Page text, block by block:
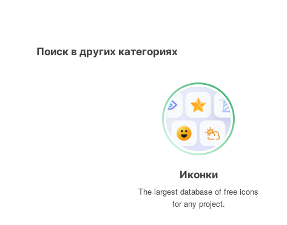
Поиск в других категориях
Иконки
The largest database of free icons
for any project.